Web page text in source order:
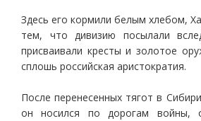
Здесь его кормили белым хлебом,
тем, что дивизию посылали
присваивали кресты и золотое
сплошь российская аристократия.
После перенесенных тягот в
он носился по дорогам войны,